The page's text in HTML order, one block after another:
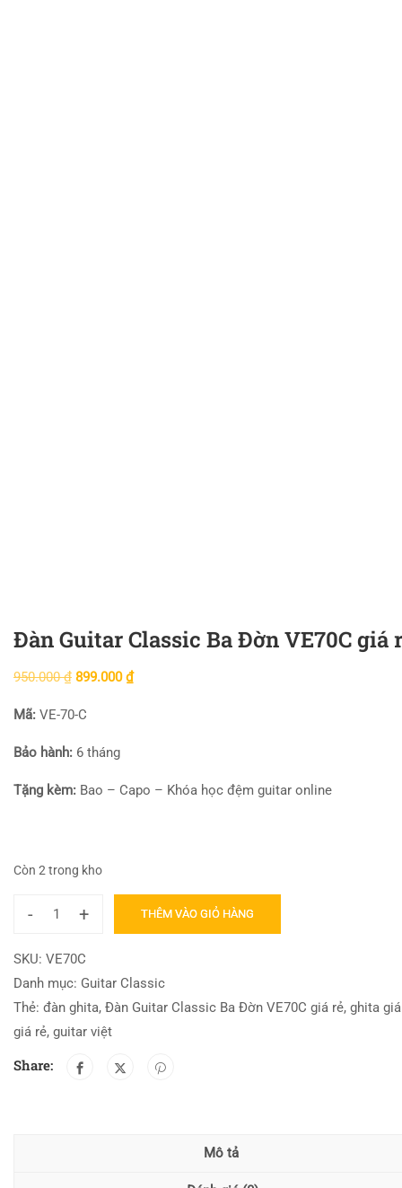
Đàn Guitar Classic Ba Đờn VE70C giá
950.000₫ 899.000₫
Mã: VE-70-C
Bảo hành: 6 tháng
Tặng kèm: Bao – Capo – Khóa học đệm guitar online
Còn 2 trong kho
- + THÊM VÀO GIỎ HÀNG
SKU: VE70C
Danh mục: Guitar Classic
Thẻ: đàn ghita, Đàn Guitar Classic Ba Đờn VE70C giá rẻ, ghita
giá rẻ, guitar việt
Share:
Mô tả